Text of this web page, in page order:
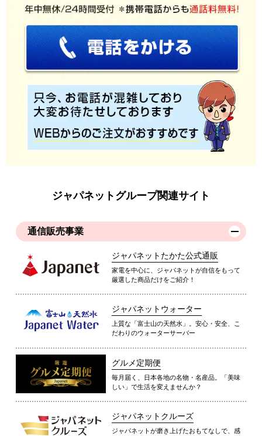
ジャパネットグループ関連サイト
通信販売事業
ジャパネットたかた公式通販
家電を中心に、ジャパネットが自信をもって
厳選した商品だけをご紹介！
ジャパネットウォーター
上質な「富士山の天然水」。安心・安全、こ
だわりのウォーターサーバー
グルメ定期便
毎月届く、日本各地の名物・名産品。「美味
しい」で生活を変えませんか？
ジャパネットクルーズ
ジャパネットが磨き上げたおもてなしで、感